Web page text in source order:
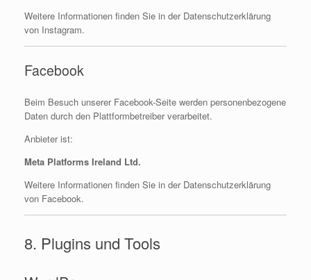
Weitere Informationen finden Sie in der Datenschutzerklärung
von Instagram.
Facebook
Beim Besuch unserer Facebook-Seite werden personenbezogene
Daten durch den Plattformbetreiber verarbeitet.
Anbieter ist:
Meta Platforms Ireland Ltd.
Weitere Informationen finden Sie in der Datenschutzerklärung
von Facebook.
8. Plugins und Tools